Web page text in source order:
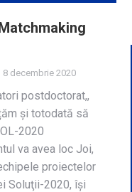
8 decembrie 2020
postdoctorat,,
și totodată să
2020
va avea loc Joi,
proiectelor
Soluţii-2020, îşi